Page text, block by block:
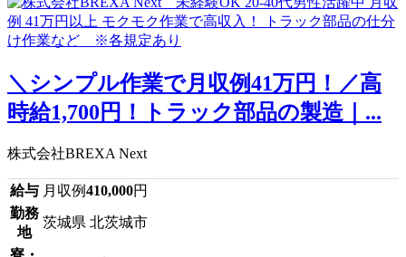
＼シンプル作業で月収例41万円！／高
時給1,700円！トラック部品の製造｜...
株式会社BREXA Next
給与 月収例410,000円
勤務
地
茨城県 北茨城市